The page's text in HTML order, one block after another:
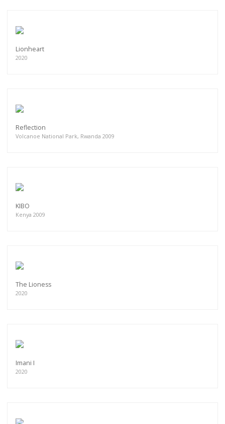
Lionheart
2020
Reflection
Volcanoe National Park, Rwanda 2009
KIBO
Kenya 2009
The Lioness
2020
Imani I
2020